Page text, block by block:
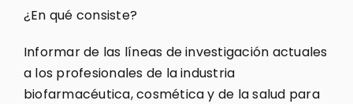
¿En qué consiste?
Informar de las líneas de investigación actuales
a los profesionales de la industria
biofarmacéutica, cosmética y de la salud para